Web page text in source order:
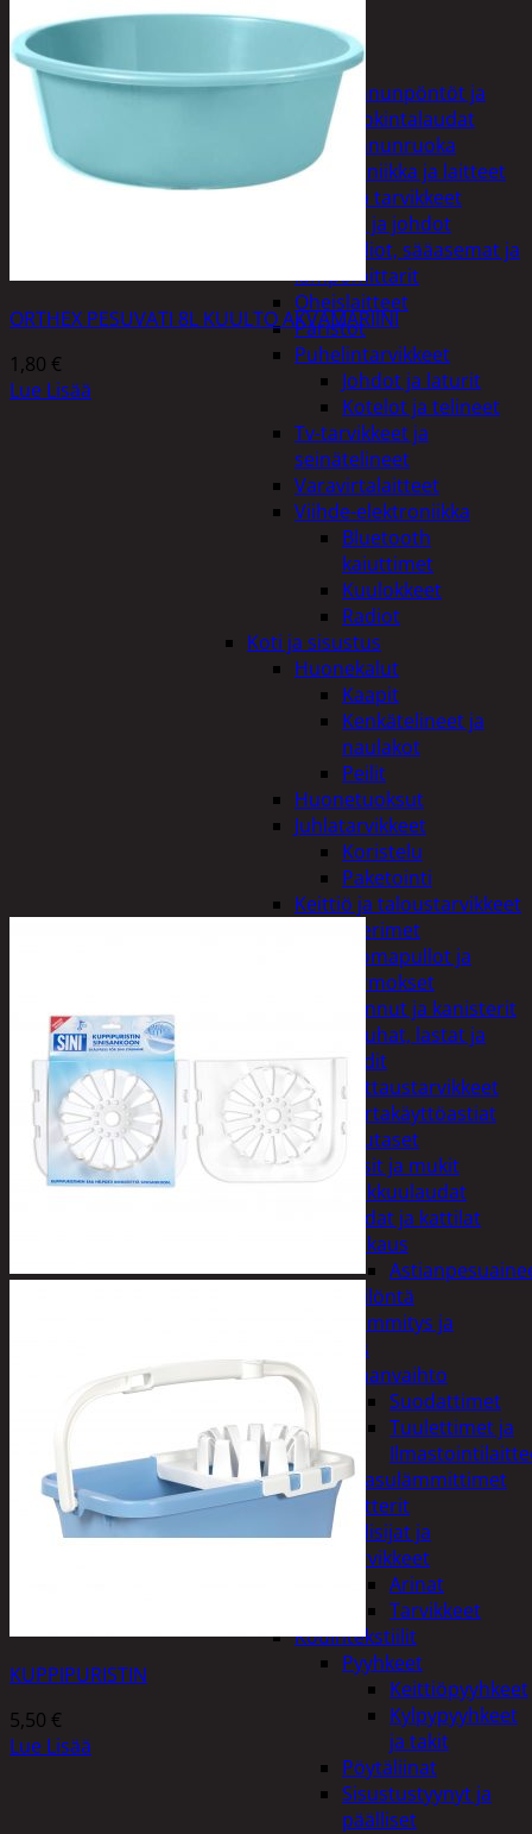
Kissat
Koirat
Linnut
Linnunpöntöt ja
ruokintalaudat
Linnunruoka
Kodin elektroniikka ja laitteet
Imurit ja tarvikkeet
Kaapelit ja johdot
Kelloradiot, sääasemat ja
lämpömittarit
Oheislaitteet
Paristot
Puhelintarvikkeet
Johdot ja laturit
Kotelot ja telineet
Tv-tarvikkeet ja
seinätelineet
Varavirtalaitteet
Viihde-elektroniikka
Bluetooth
kaiuttimet
Kuulokkeet
Radiot
Koti ja sisustus
Huonekalut
Kaapit
Kenkätelineet ja
naulakot
Peilit
Huonetuoksut
Juhlatarvikkeet
Koristelu
Paketointi
Keittiö ja taloustarvikkeet
Aterimet
Juomapullot ja
termokset
Kannut ja kanisterit
Kauhat, lastat ja
sudit
Kattaustarvikkeet
Kertakäyttöastiat
Lautaset
Lasit ja mukit
Leikkuulaudat
Padat ja kattilat
Tiskaus
Säilöntä
Kodin lämmitys ja
tuuletus
Ilmanvaihto
Suodattimet
Tuulettimet ja
Kaasulämmittimet
Patterit
Tulisijat ja
tarvikkeet
Arinat
Tarvikkeet
Kodintekstiilit
Pyyhkeet
Keittiöpyyhkeet
Kylpypyyhkeet
ja takit
Pöytäliinat
Sisustustyynyt ja
päälliset
ORTHEX PESUVATI 8L KUULTO AKVAMARIINI
1,80 €
Lue Lisää
KUPPIPURISTIN
5,50 €
Lue Lisää